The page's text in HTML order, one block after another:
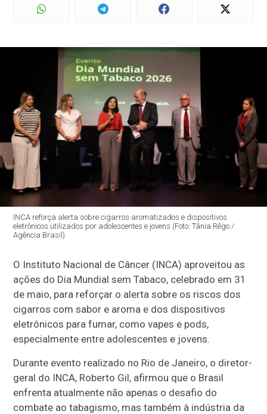
INCA reforça alerta sobre cigarros aromatizados e dispositivos
eletrônicos utilizados por adolescentes e jovens (Foto: Tânia Rêgo /
Agência Brasil)
O Instituto Nacional de Câncer (INCA) aproveitou as
ações do Dia Mundial sem Tabaco, celebrado em 31
de maio, para reforçar o alerta sobre os riscos dos
cigarros com sabor e aroma e dos dispositivos
eletrônicos para fumar, como vapes e pods,
especialmente entre adolescentes e jovens.
Durante evento realizado no Rio de Janeiro, o diretor-
geral do INCA, Roberto Gil, afirmou que o Brasil
enfrenta atualmente não apenas o desafio do
combate ao tabagismo, mas também à indústria da